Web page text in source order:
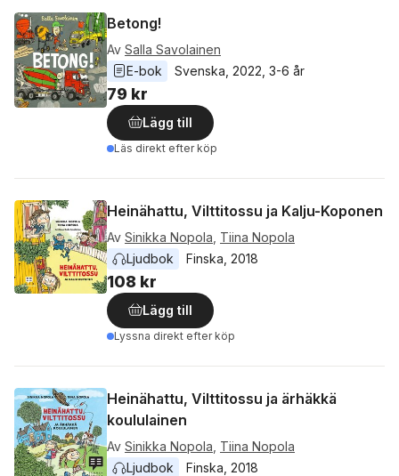
Betong!
Av Salla Savolainen
E-bok
Svenska 2022 3-6 år
79 kr
Lägg till
Läs direkt efter köp
Heinähattu, Vilttitossu ja Kalju-Koponen
Av Sinikka Nopola Tiina Nopola
Ljudbok
Finska 2018
108 kr
Lägg till
Lyssna direkt efter köp
Heinähattu, Vilttitossu ja ärhäkkä
koululainen
Av Sinikka Nopola Tiina Nopola
Ljudbok
Finska 2018